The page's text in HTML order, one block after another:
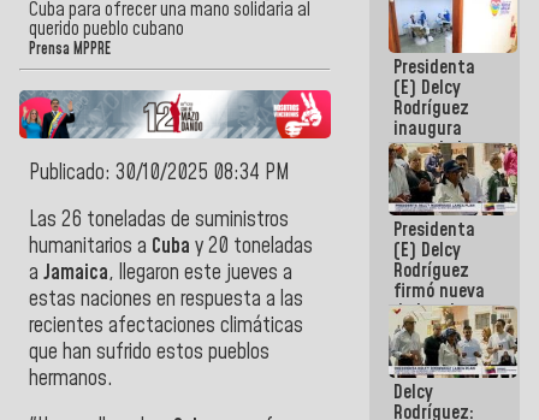
Cuba para ofrecer una mano solidaria al
querido pueblo cubano
Prensa MPPRE
Publicado: 30/10/2025 08:34 PM
Las 26 toneladas de suministros
humanitarios a Cuba y 20 toneladas
a Jamaica, llegaron este jueves a
estas naciones en respuesta a las
recientes afectaciones climáticas
que han sufrido estos pueblos
hermanos.
y alcaldes a
edificar
casas para
abuelos
Presidenta
(E) Delcy
Rodríguez
inaugura
casa de los
Abuelos
Primavera
en Caracas
Presidenta
(E) Delcy
Rodríguez
firmó nueva
de Ley de
Arrendamiento
aprobada
por la AN
Delcy
Rodríguez: